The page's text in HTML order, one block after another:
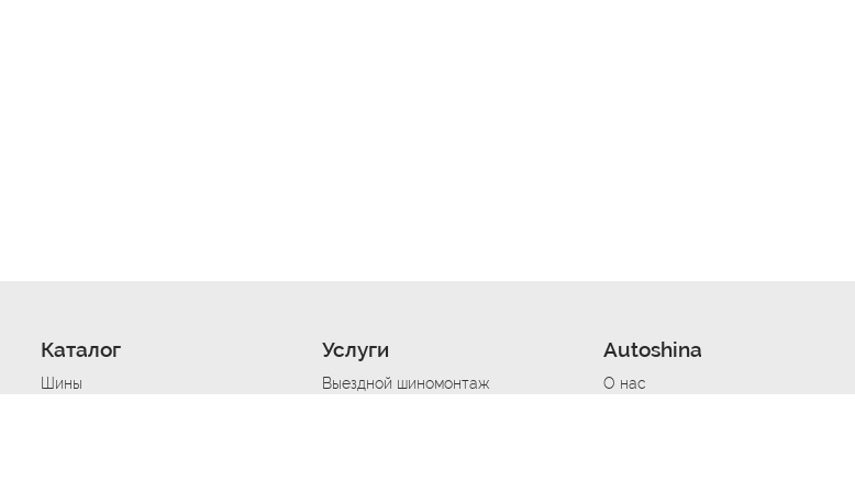
Каталог
Шины
Услуги
Выездной шиномонтаж
Autoshina
О нас